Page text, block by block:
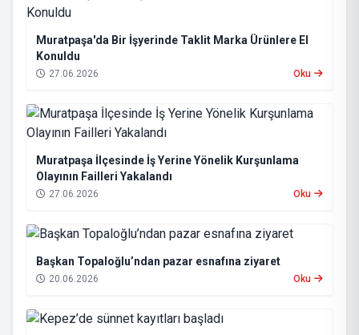
Muratpaşa'da Bir İşyerinde Taklit Marka Ürünlere El
Konuldu
27.06.2026 Oku
Muratpaşa İlçesinde İş Yerine Yönelik Kurşunlama
Olayının Failleri Yakalandı
27.06.2026 Oku
Başkan Topaloğlu’ndan pazar esnafına ziyaret
20.06.2026 Oku